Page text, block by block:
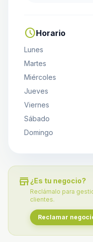
scheduleHorario
Lunes
Martes
Miércoles
Jueves
Viernes
Sábado
Domingo
store ¿Es tu negocio?
Reclámalo para
clientes.
Reclamar